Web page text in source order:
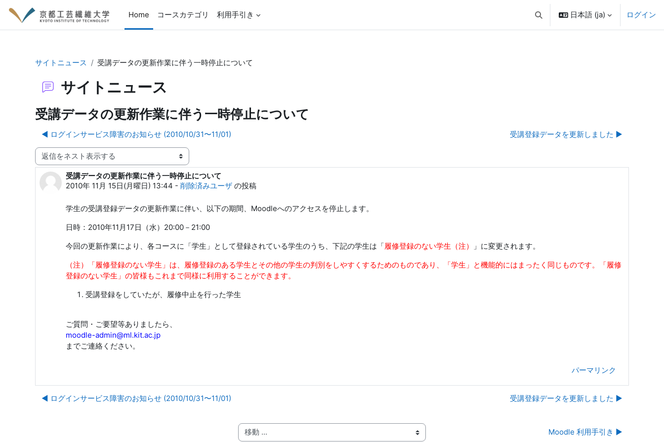
Home
コースカテゴリ 利用手引き 検索入力に切り替える
日本語 ‎(ja)‎ ログイン
サイトニュース 受講データの更新作業に伴う一時停止について
サイトニュース
受講データの更新作業に伴う一時停止について
◀︎ ログインサービス障害のお知らせ (2010/10/31〜11/01)
受講登録データを更新しました ▶︎
表示モード
受講データの更新作業に伴う一時停止について
2010年 11月 15日(月曜日) 13:44 - 削除済みユーザ の投稿
返信数: 0
学生の受講登録データの更新作業に伴い、以下の期間、Moodleへのアクセスを停止します。
日時：2010年11月17日（水）20:00－21:00
今回の更新作業により、各コースに「学生」として登録されている学生のうち、下記の学生は「履修登録のない学生 （注）
」に変更されます。
（注）「履修登録のない学生」は、履修登録のある学生とその他の学生の判別をしやすくするためのものであり、「学生」と機能的にはまったく同じものです。「履修
登録のない学生」の皆様もこれまで同様に利用することができます。
受講登録をしていたが、履修中止を行った学生
ご質問・ご要望等ありましたら、
moodle-admin@ml.kit.ac.jp
までご連絡ください。
パーマリンク
◀︎ ログインサービス障害のお知らせ (2010/10/31〜11/01) 受講登録データを更新しました ▶︎
移動 ... Moodle 利用手引き ▶︎